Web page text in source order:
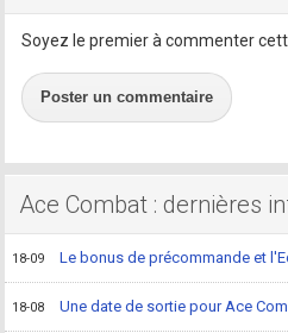
Soyez le premier à commenter
Poster un commentaire
Ace Combat : dernières
18-09 Le bonus de précommande et
18-08 Une date de sortie pour Ace